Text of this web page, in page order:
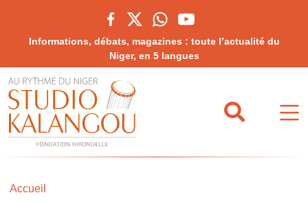
Informations, débats, magazines : toute l’actualité du
Niger, en 5 langues
Accueil